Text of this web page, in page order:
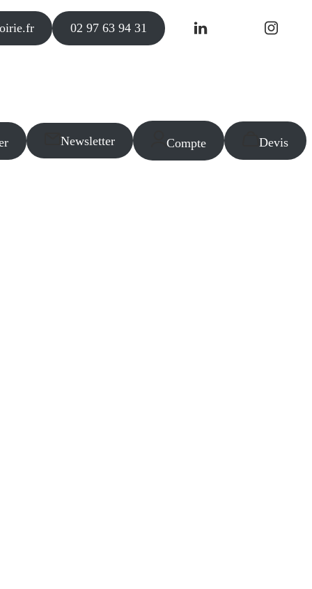
02 97 63 94 31
Newsletter Compte Devis